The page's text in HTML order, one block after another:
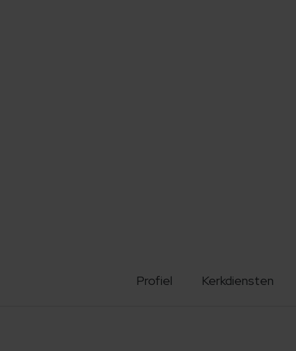
Profiel Kerkdiensten